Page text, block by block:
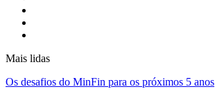
Mais lidas
Os desafios do MinFin para os próximos 5 anos